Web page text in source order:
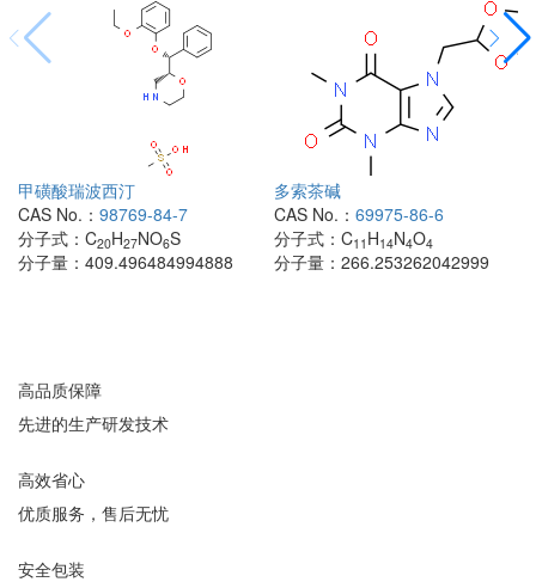
甲磺酸瑞波西汀
CAS No.： 98769-84-7
分子式： C20H27NO6S
分子量： 409.496484994888
多索茶碱
CAS No.： 69975-86-6
分子式： C11 H14N4O4
分子量： 266.253262042999
高品质保障
先进的生产研发技术
高效省心
优质服务，售后无忧
安全包装